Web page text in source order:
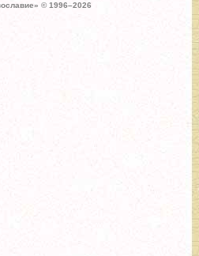
© 1996–2026